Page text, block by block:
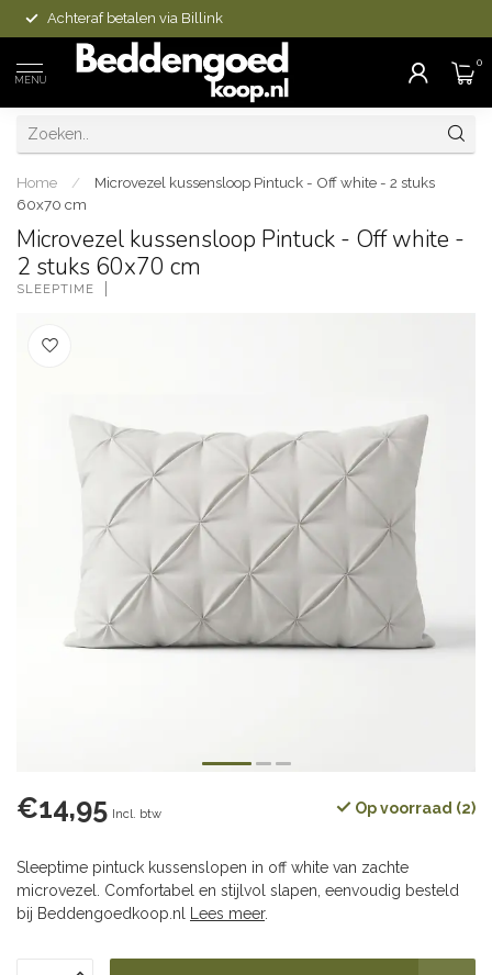
Achteraf betalen via Billink
MENU
0
Home /
Microvezel kussensloop Pintuck - Off white - 2 stuks
60x70 cm
Microvezel kussensloop Pintuck - Off white -
2 stuks 60x70 cm
SLEEPTIME
€14,95 Incl. btw Op voorraad (2)
Sleeptime pintuck kussenslopen in off white van zachte
microvezel. Comfortabel en stijlvol slapen, eenvoudig besteld
bij Beddengoedkoop.nl
Lees meer.